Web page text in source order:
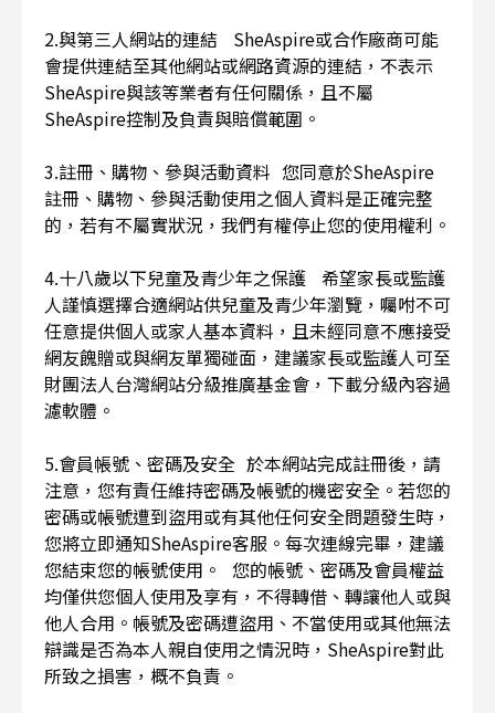
2.與第三人網站的連結 SheAspire或合作廠商可能
會提供連結至其他網站或網路資源的連結，不表示
SheAspire與該等業者有任何關係，且不屬
SheAspire控制及負責與賠償範圍。
3.註冊、購物、參與活動資料 您同意於SheAspire
註冊、購物、參與活動使用之個人資料是正確完整
的，若有不屬實狀況，我們有權停止您的使用權利。
4.十八歲以下兒童及青少年之保護 希望家長或監護
人謹慎選擇合適網站供兒童及青少年瀏覽，囑咐不可
任意提供個人或家人基本資料，且未經同意不應接受
網友餽贈或與網友單獨碰面，建議家長或監護人可至
財團法人台灣網站分級推廣基金會，下載分級內容過
濾軟體。
5.會員帳號、密碼及安全 於本網站完成註冊後，請
注意，您有責任維持密碼及帳號的機密安全。若您的
密碼或帳號遭到盜用或有其他任何安全問題發生時，
您將立即通知SheAspire客服。每次連線完畢，建議
您結束您的帳號使用。 您的帳號、密碼及會員權益
均僅供您個人使用及享有，不得轉借、轉讓他人或與
他人合用。帳號及密碼遭盜用、不當使用或其他無法
辯識是否為本人親自使用之情況時，SheAspire對此
所致之損害，概不負責。